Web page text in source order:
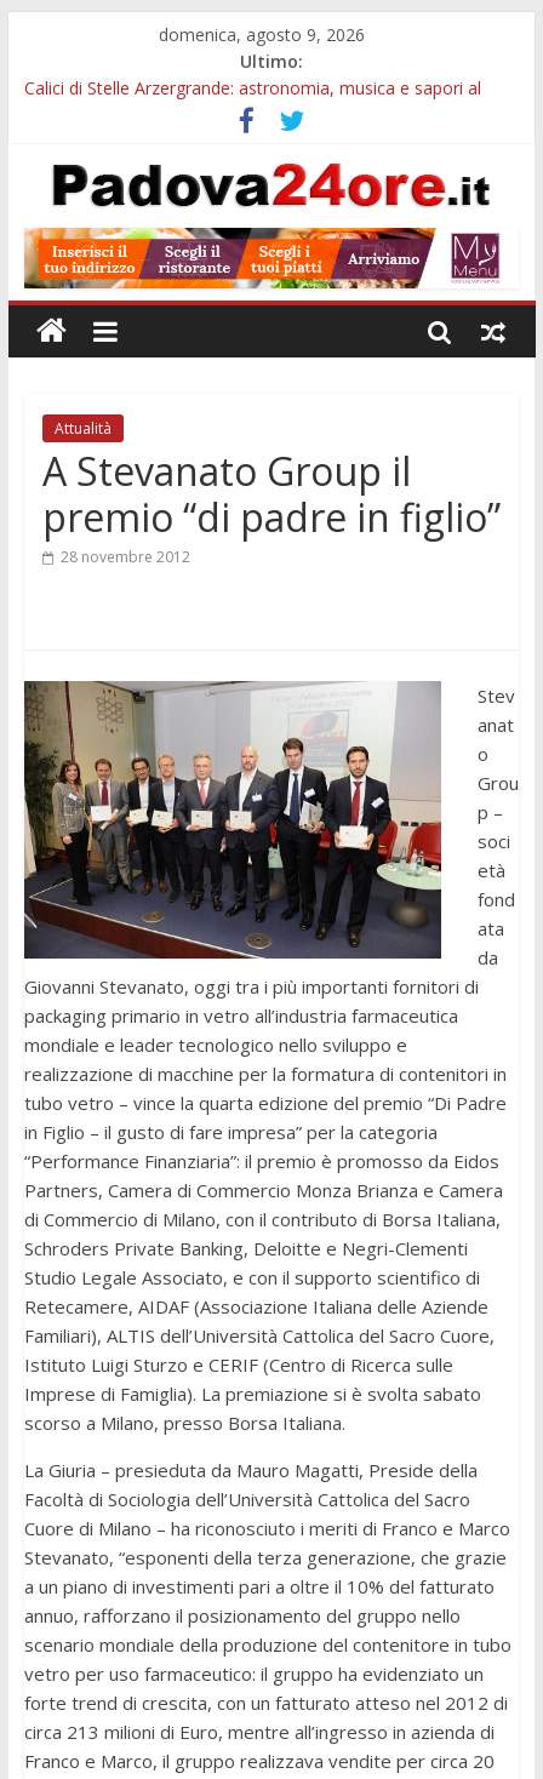
domenica, agosto 9, 2026
Ultimo:
Calici di Stelle Arzergrande: astronomia, musica e sapori al
Campo San Martino, il Museo della civiltà contadina apre gratis
durante la sagra
Notizie di Padova alle ore 10: Notte del Volo sold out, Tribano
Teatro per famiglie a Loreggia, la Bella Addormentata arriva
sul palco domenica sera
Restauro 2026, chiuse le domande: 2,5 milioni per formare
nuove competenze in Veneto
Attualità
A Stevanato Group il
premio “di padre in figlio”
28 novembre 2012
Stev
anat
o
Grou
p –
soci
età
fond
ata
da
Giovanni Stevanato, oggi tra i più importanti fornitori di
packaging primario in vetro all’industria farmaceutica
mondiale e leader tecnologico nello sviluppo e
realizzazione di macchine per la formatura di contenitori in
tubo vetro – vince la quarta edizione del premio “Di Padre
in Figlio – il gusto di fare impresa” per la categoria
“Performance Finanziaria”: il premio è promosso da Eidos
Partners, Camera di Commercio Monza Brianza e Camera
di Commercio di Milano, con il contributo di Borsa Italiana,
Schroders Private Banking, Deloitte e Negri-Clementi
Studio Legale Associato, e con il supporto scientifico di
Retecamere, AIDAF (Associazione Italiana delle Aziende
Familiari), ALTIS dell’Università Cattolica del Sacro Cuore,
Istituto Luigi Sturzo e CERIF (Centro di Ricerca sulle
Imprese di Famiglia). La premiazione si è svolta sabato
scorso a Milano, presso Borsa Italiana.
La Giuria – presieduta da Mauro Magatti, Preside della
Facoltà di Sociologia dell’Università Cattolica del Sacro
Cuore di Milano – ha riconosciuto i meriti di Franco e Marco
Stevanato, “esponenti della terza generazione, che grazie
a un piano di investimenti pari a oltre il 10% del fatturato
annuo, rafforzano il posizionamento del gruppo nello
scenario mondiale della produzione del contenitore in tubo
vetro per uso farmaceutico: il gruppo ha evidenziato un
forte trend di crescita, con un fatturato atteso nel 2012 di
circa 213 milioni di Euro, mentre all’ingresso in azienda di
Franco e Marco, il gruppo realizzava vendite per circa 20